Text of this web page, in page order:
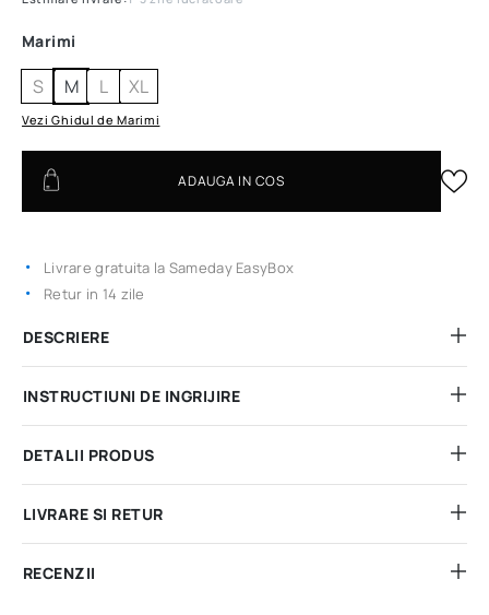
Marimi
S M L XL
Vezi Ghidul de Marimi
ADAUGA IN COS
Livrare gratuita la Sameday EasyBox
Retur in 14 zile
DESCRIERE
INSTRUCTIUNI DE INGRIJIRE
DETALII PRODUS
LIVRARE SI RETUR
RECENZII